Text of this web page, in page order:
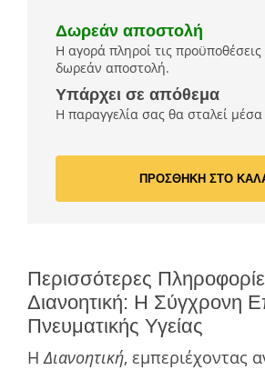
Δωρεάν αποστολή
Η αγορά πληροί τις προϋποθέσεις
δωρεάν αποστολή.
Υπάρχει σε απόθεμα
Η παραγγελία σας θα σταλεί
ΠΡΟΣΘΗΚΗ ΣΤΟ
Περισσότερες
Διανοητική: Η Σύγχρονη
Πνευματικής Υγείας
ΗΔιανοητική, εµπεριέχοντας